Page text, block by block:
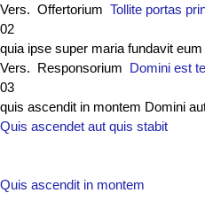
Vers. Offertorium Tollite portas
02
quia ipse super maria fundavit
Vers. Responsorium Domini est
03
quis ascendit in montem Domini
Quis ascendet aut quis stabit
Quis ascendit in montem